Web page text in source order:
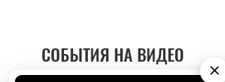
СОБЫТИЯ НА ВИДЕО
×